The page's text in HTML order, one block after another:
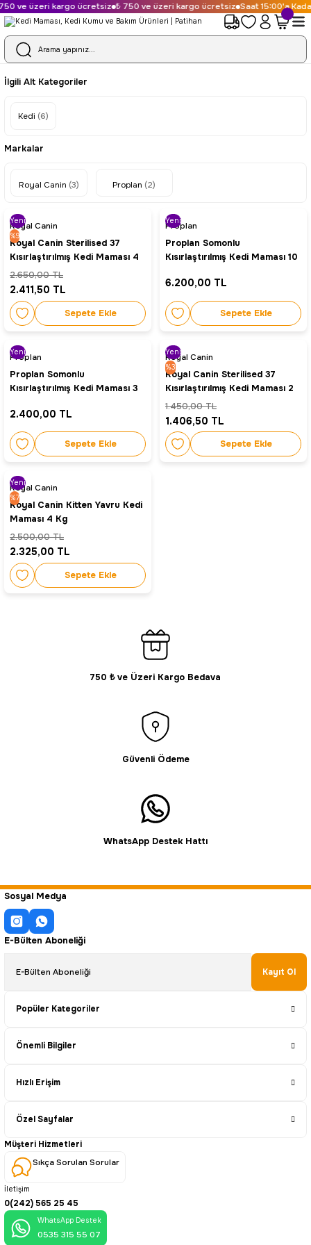
ve üzeri kargo ücretsiz ₺ 750 ve üzeri kargo ücretsiz Saat 15:00'a
İlgili Alt Kategoriler
Kedi (6)
Markalar
Royal Canin (3) Proplan (2)
Yeni
%9
Royal Canin
Royal Canin Sterilised 37
Kısırlaştırılmış Kedi Maması 4
kg
2.650,00 TL
2.411,50 TL
Sepete Ekle
Yeni
Proplan
Proplan Somonlu
Kısırlaştırılmış Kedi Maması 10
6.200,00 TL
Sepete Ekle
Yeni
Proplan
Proplan Somonlu
Kısırlaştırılmış Kedi Maması 3
2.400,00 TL
Sepete Ekle
Yeni
%3
Royal Canin
Royal Canin Sterilised 37
Kısırlaştırılmış Kedi Maması 2
kg
1.450,00 TL
1.406,50 TL
Sepete Ekle
Yeni
%7
Royal Canin
Royal Canin Kitten Yavru Kedi
Maması 4 Kg
2.500,00 TL
2.325,00 TL
Sepete Ekle
750 ₺ ve Üzeri Kargo Bedava
Güvenli Ödeme
WhatsApp Destek Hattı
Sosyal Medya
E-Bülten Aboneliği
Kayıt Ol
Popüler Kategoriler
Önemli Bilgiler
Hızlı Erişim
Özel Sayfalar
Müşteri Hizmetleri
Sıkça Sorulan Sorular
İletişim
0(242) 565 25 45
WhatsApp Destek
0535 315 55 07